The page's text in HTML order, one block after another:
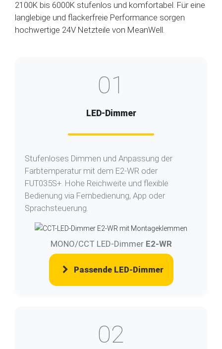
2100K bis 6000K stufenlos und komfortabel. Für eine
langlebige und flackerfreie Performance sorgen
hochwertige 24V Netzteile von MeanWell.
01
LED-Dimmer
Stufenloses Dimmen und Anpassung der
Farbtemperatur mit dem E2-WR oder
FUT035S+. Hohe Reichweite und flexible
Bedienung via Fernbedienung, App oder
Sprachsteuerung.
MONO/CCT LED-Dimmer E2-WR
Passende LED-Dimmer
02